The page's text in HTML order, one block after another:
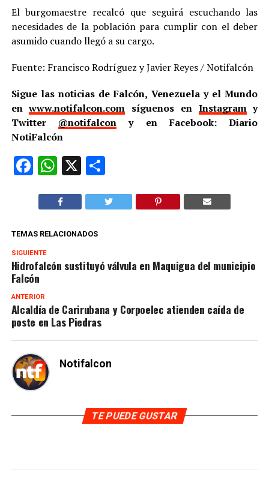
El burgomaestre recalcó que seguirá escuchando las
necesidades de la población para cumplir con el deber
asumido cuando llegó a su cargo.
Fuente: Francisco Rodríguez y Javier Reyes / Notifalcón
Sigue las noticias de Falcón, Venezuela y el Mundo
enwww.notifalcon.com síguenos en Instagramy
Twitter @notifalcon y en Facebook: Diario
NotiFalcón
Facebook
WhatsApp
X Compartir
TEMAS RELACIONADOS
SIGUIENTE
Hidrofalcón sustituyó válvula en Maquigua del municipio
Falcón
ANTERIOR
Alcaldía de Carirubana y Corpoelec atienden caída de
poste en Las Piedras
Notifalcon
TE PUEDE GUSTAR